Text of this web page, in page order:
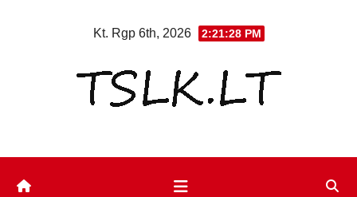
Kt. Rgp 6th, 2026 2:21:29 PM